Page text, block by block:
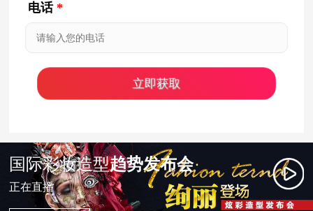
电话 *
国际彩妆造型趋势发布会
正在直播